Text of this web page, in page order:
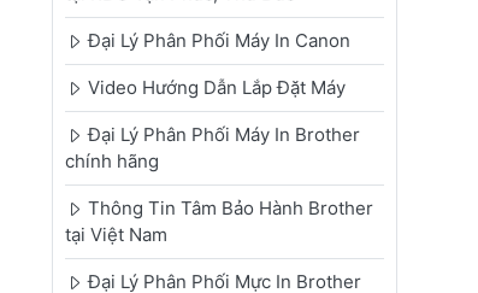
Đại Lý Phân Phối Máy In Canon
Video Hướng Dẫn Lắp Đặt Máy
Đại Lý Phân Phối Máy In Brother
chính hãng
Thông Tin Tâm Bảo Hành Brother
tại Việt Nam
Đại Lý Phân Phối Mực In Brother